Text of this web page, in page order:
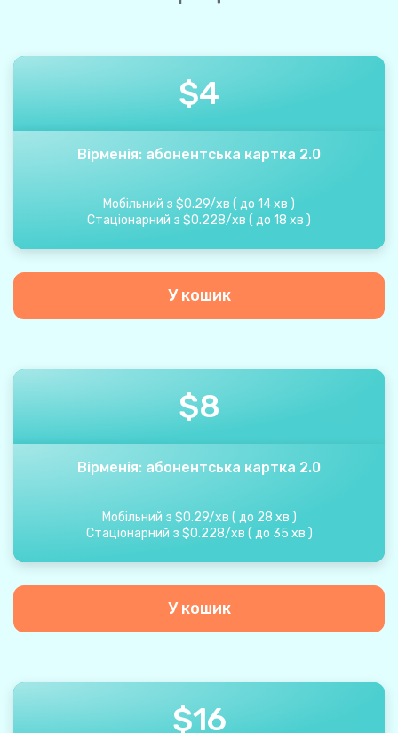
$4
Вірменія: абонентська картка 2.0
Мобільний з $0.29/хв ( до 14хв )
Стаціонарний з $0.228/хв ( до 18 хв )
У кошик
$8
Вірменія: абонентська картка 2.0
Мобільний з $0.29/хв ( до 28 хв )
Стаціонарний з $0.228/хв ( до 35 хв )
У кошик
$16